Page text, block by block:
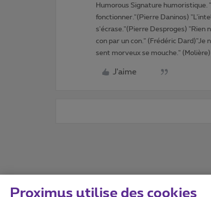
Humorous Signature
fonctionner."(Pierre Daninos)
s'écrase."(Pierre Desproges) "Rien
con par un con." (Frédéric Dard)"Je
sent morveux se mouche." (Molière)
J'aime
Proximus utilise des cookies